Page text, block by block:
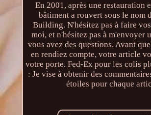
En 2001, après une restauration
bâtiment a rouvert sous le nom
Building. N'hésitez pas à faire
moi, et n'hésitez pas à m'envoyer
vous avez des questions. Avant
en rendiez compte, votre article
votre porte. Fed-Ex pour les colis
: Je vise à obtenir des
étoiles pour chaque